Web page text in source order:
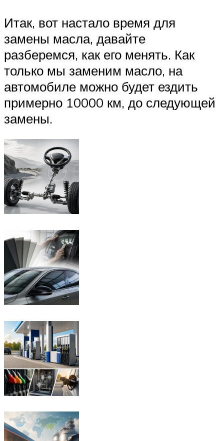
Итак, вот настало время для
замены масла, давайте
разберемся, как его менять. Как
только мы заменим масло, на
автомобиле можно будет ездить
примерно 10000 км, до следующей
замены.